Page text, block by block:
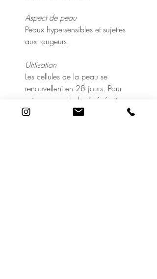
Aspect de peau
Peaux hypersensibles et sujettes
aux rougeurs.
Utilisation
Les cellules de la peau se
renouvellent en 28 jours. Pour
suivre ce cycle de régénération,
la Cure Intensive pour Peaux